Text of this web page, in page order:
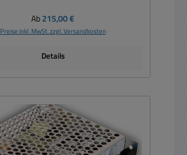
Regulärer Preis:
Ab215,00 €
Preise inkl. MwSt. zzgl. Versandkosten
Details